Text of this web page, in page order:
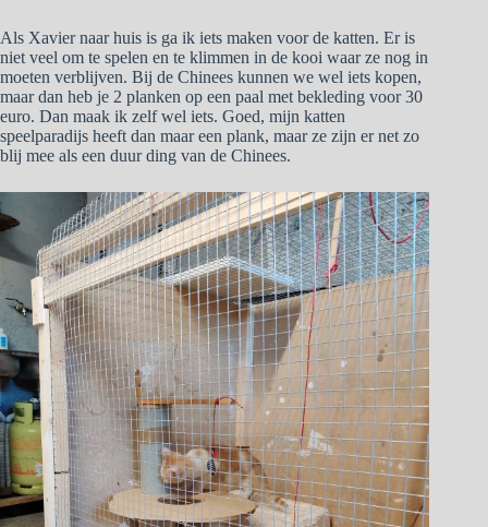
Als Xavier naar huis is ga ik iets maken voor de katten. Er is
niet veel om te spelen en te klimmen in de kooi waar ze nog in
moeten verblijven. Bij de Chinees kunnen we wel iets kopen,
maar dan heb je 2 planken op een paal met bekleding voor 30
euro. Dan maak ik zelf wel iets. Goed, mijn katten
speelparadijs heeft dan maar een plank, maar ze zijn er net zo
blij mee als een duur ding van de Chinees.